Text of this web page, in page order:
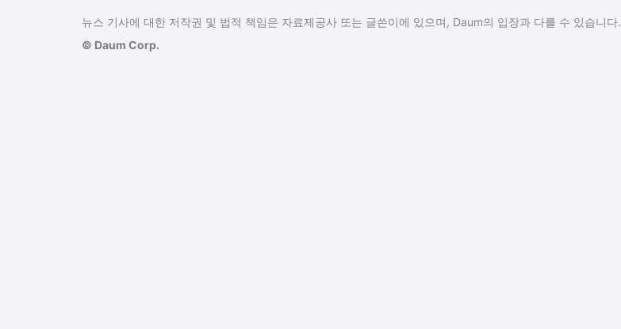
뉴스 기사에 대한 저작권 및 법적 책임은 자료제공사 또는 글쓴이에 있으며, Daum의 입장과 다를 수 있습니다.
© Daum Corp.